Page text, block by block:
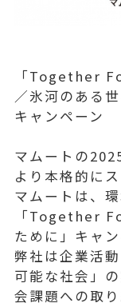
「Together
／氷河のある世
キャンペーン
マムートの
より本格的に
マムートは、
「Together
ために」キャ
弊社は企業活
可能な社会」
会課題への取り